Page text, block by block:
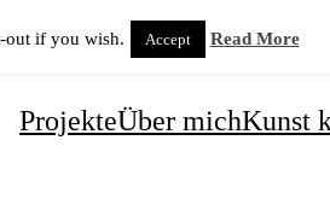
ProjekteÜber michKunst
out if you wish. Accept Read More